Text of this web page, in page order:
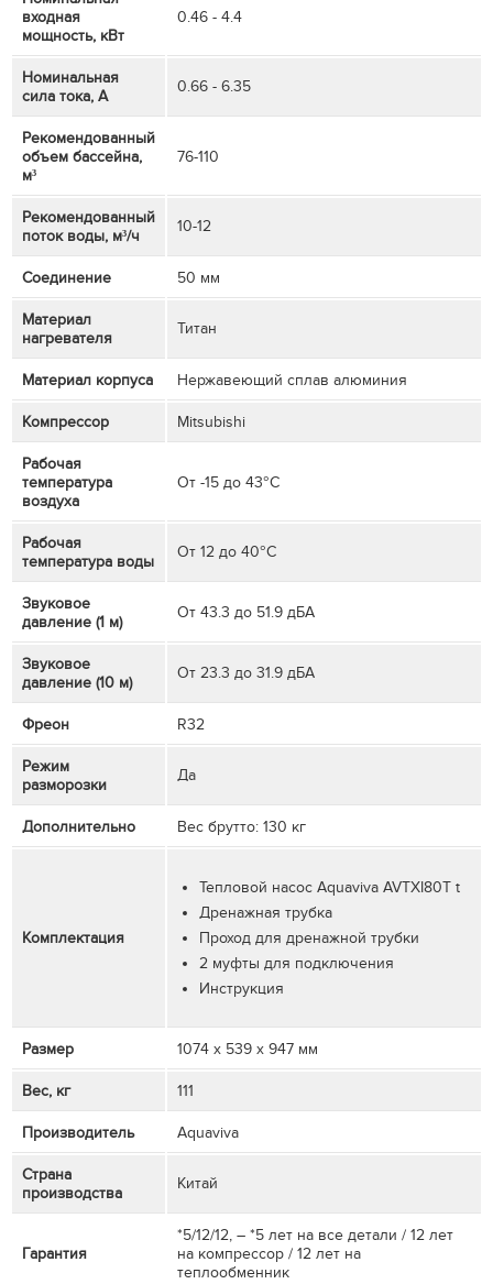
входная
мощность, кВт
0.46 - 4.4
Номинальная
сила тока, А
0.66 - 6.35
Рекомендованный
объем бассейна,
м³
76-110
Рекомендованный
поток воды, м³/ч
10-12
Соединение 50 мм
Материал
нагревателя
Титан
Материал корпуса Нержавеющий сплав алюминия
Компрессор Mitsubishi
Рабочая
температура
воздуха
От -15 до 43°C
Рабочая
температура воды
От 12 до 40°C
Звуковое
давление (1 м)
От 43.3 до 51.9 дБА
Звуковое
давление (10 м)
От 23.3 до 31.9 дБА
Фреон R32
Режим
разморозки
Да
Дополнительно Вес брутто: 130 кг
Комплектация
Тепловой насос Aquaviva AVTXI80T t
Дренажная трубка
Проход для дренажной трубки
2 муфты для подключения
Инструкция
Размер 1074 х 539 х 947 мм
Вес, кг 111
Производитель Aquaviva
Страна
производства
Китай
Гарантия
*5/12/12, – *5 лет на все детали / 12 лет
на компрессор / 12 лет на
теплообменник